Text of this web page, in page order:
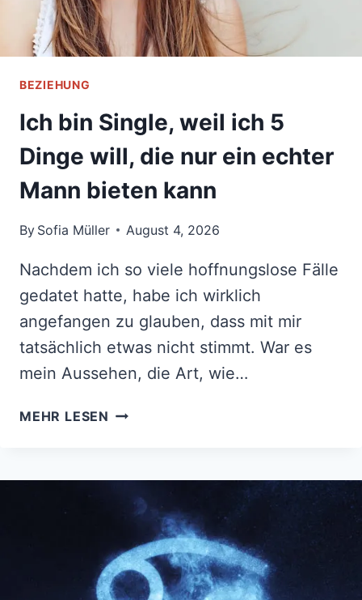
BEZIEHUNG
Ich bin Single, weil ich 5
Dinge will, die nur ein echter
Mann bieten kann
By Sofia Müller August 4, 2026
Nachdem ich so viele hoffnungslose Fälle
gedatet hatte, habe ich wirklich
angefangen zu glauben, dass mit mir
tatsächlich etwas nicht stimmt. War es
mein Aussehen, die Art, wie…
MEHR LESEN ICH
WILL,
DIE
NUR